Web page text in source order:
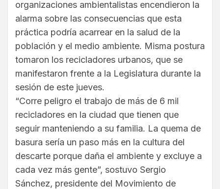
organizaciones ambientalistas encendieron la
alarma sobre las consecuencias que esta
práctica podría acarrear en la salud de la
población y el medio ambiente. Misma postura
tomaron los recicladores urbanos, que se
manifestaron frente a la Legislatura durante la
sesión de este jueves.
“Corre peligro el trabajo de más de 6 mil
recicladores en la ciudad que tienen que
seguir manteniendo a su familia. La quema de
basura sería un paso más en la cultura del
descarte porque daña el ambiente y excluye a
cada vez más gente”, sostuvo Sergio
Sánchez, presidente del Movimiento de